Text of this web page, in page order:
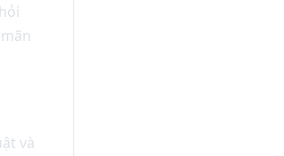
và